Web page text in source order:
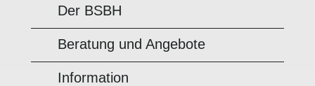
Der BSBH
Beratung und Angebote
Information